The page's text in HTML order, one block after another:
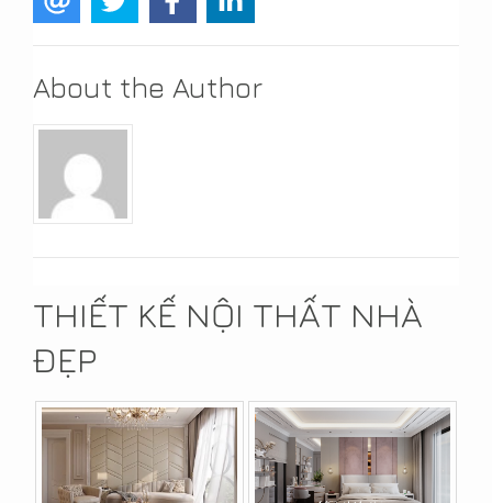
About the Author
THIẾT KẾ NỘI THẤT NHÀ
ĐẸP